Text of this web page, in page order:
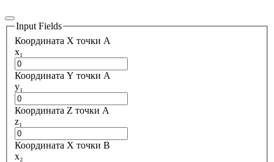
Input Fields
Координата X точки A
x₁
Координата Y точки A
y₁
Координата Z точки A
z₁
Координата X точки B
x₂